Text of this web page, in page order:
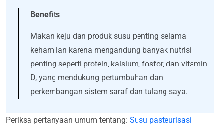
Benefits
Makan keju dan produk susu penting selama
kehamilan karena mengandung banyak nutrisi
penting seperti protein, kalsium, fosfor, dan vitamin
D, yang mendukung pertumbuhan dan
perkembangan sistem saraf dan tulang saya.
Periksa pertanyaan umum tentang: Susu pasteurisasi